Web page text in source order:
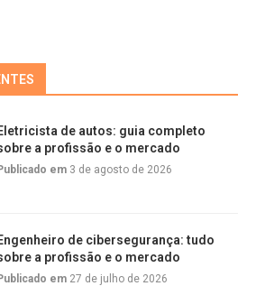
de autos: guia completo
a profissão e o mercado
em 3 de agosto de 2026
de cibersegurança: tudo
a profissão e o mercado
em 27 de julho de 2026